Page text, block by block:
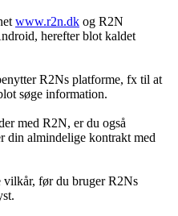
www.r2n.dk og R2N
herefter blot kaldet
R2Ns platforme, fx til at
søge information.
med R2N, er du også
din almindelige kontrakt med
før du bruger R2Ns